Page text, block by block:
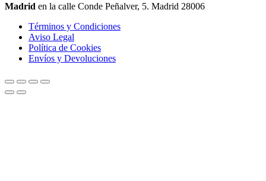
Madrid en la calle Conde Peñalver, 5. Madrid 28006
Términos y Condiciones
Aviso Legal
Política de Cookies
Envíos y Devoluciones